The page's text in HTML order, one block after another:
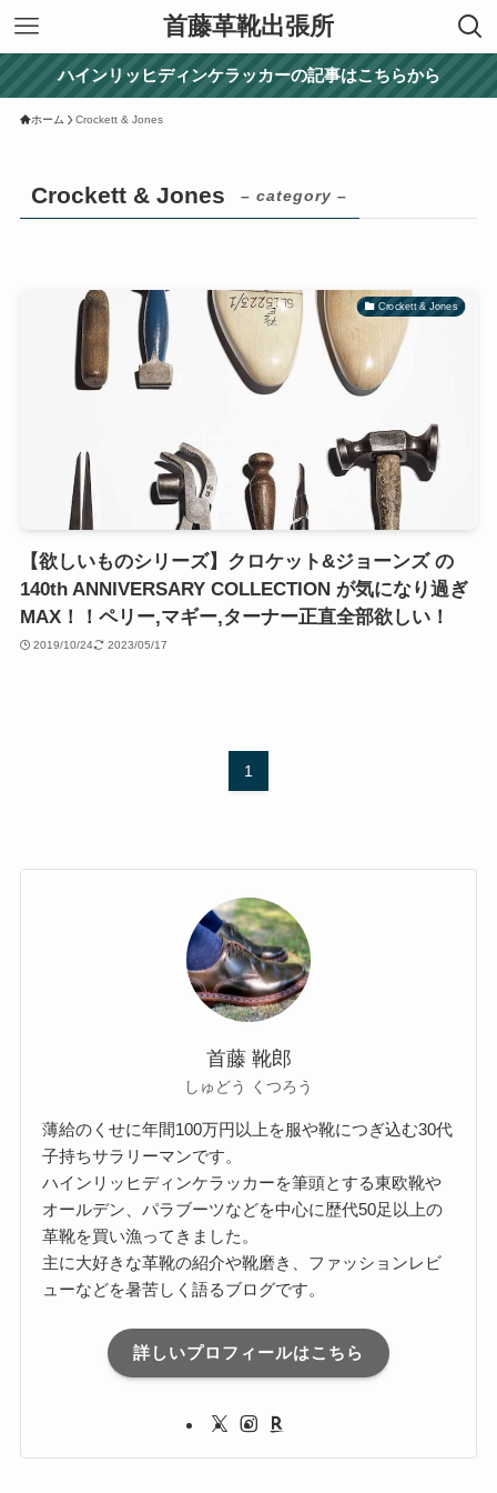
首藤革靴出張所
ハインリッヒディンケラッカーの記事はこちらから
ホーム Crockett & Jones
Crockett & Jones – category –
Crockett & Jones
【欲しいものシリーズ】クロケット&ジョーンズ の
140th ANNIVERSARY COLLECTION が気になり過ぎ
MAX！！ペリー,マギー,ターナー正直全部欲しい！
2019/10/24 2023/05/17
1
首藤 靴郎
しゅどう くつろう
薄給のくせに年間100万円以上を服や靴につぎ込む30代
子持ちサラリーマンです。
ハインリッヒディンケラッカーを筆頭とする東欧靴や
オールデン、パラブーツなどを中心に歴代50足以上の
革靴を買い漁ってきました。
主に大好きな革靴の紹介や靴磨き、ファッションレビ
ューなどを暑苦しく語るブログです。
詳しいプロフィールはこちら